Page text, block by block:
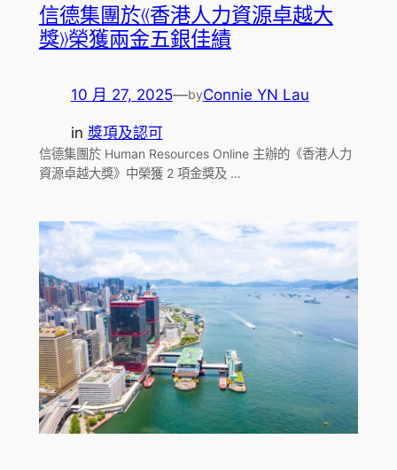
信德集團於《香港人力資源卓越大
獎》榮獲兩金五銀佳績
10 月 27, 2025—byConnie YN Lau
in 獎項及認可
信德集團於 Human Resources Online 主辦的《香港人力
資源卓越大獎》中榮獲 2 項金獎及 …